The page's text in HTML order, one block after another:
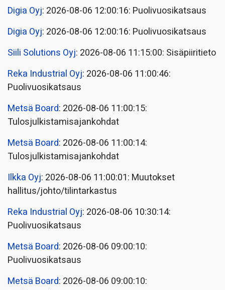
Digia Oyj: 2026-08-06 12:00:16: Puolivuosikatsaus
Digia Oyj: 2026-08-06 12:00:16: Puolivuosikatsaus
Siili Solutions Oyj: 2026-08-06 11:15:00: Sisäpiiritieto
Reka Industrial Oyj: 2026-08-06 11:00:46:
Puolivuosikatsaus
Metsä Board: 2026-08-06 11:00:15:
Tulosjulkistamisajankohdat
Metsä Board: 2026-08-06 11:00:14:
Tulosjulkistamisajankohdat
Ilkka Oyj: 2026-08-06 11:00:01: Muutokset
hallitus/johto/tilintarkastus
Reka Industrial Oyj: 2026-08-06 10:30:14:
Puolivuosikatsaus
Metsä Board: 2026-08-06 09:00:10:
Puolivuosikatsaus
Metsä Board: 2026-08-06 09:00:10: